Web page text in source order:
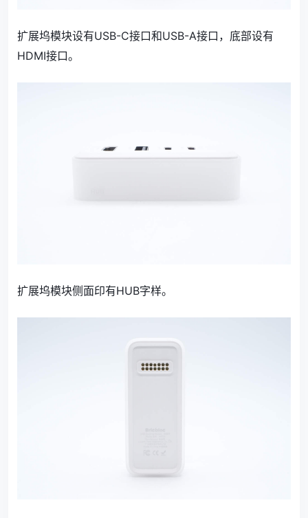
扩展坞模块设有USB-C接口和USB-A接口，底部设有
HDMI接口。
扩展坞模块侧面印有HUB字样。